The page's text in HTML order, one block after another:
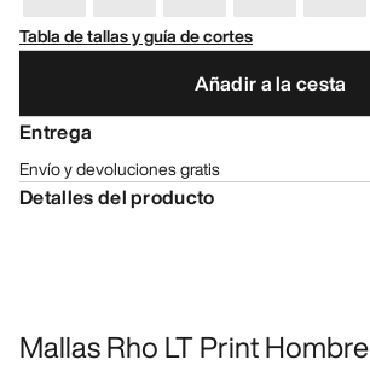
Tabla de tallas y guía de cortes
Añadir a la cesta
Entrega
Envío y devoluciones gratis
Detalles del producto
Mallas Rho LT Print Hombre